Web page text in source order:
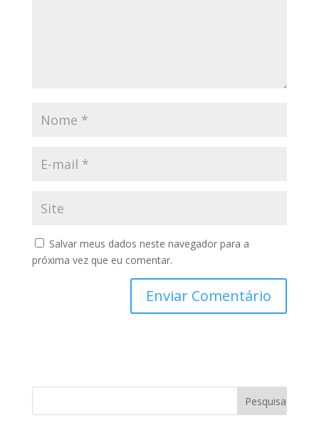
Salvar meus dados neste navegador para a
próxima vez que eu comentar.